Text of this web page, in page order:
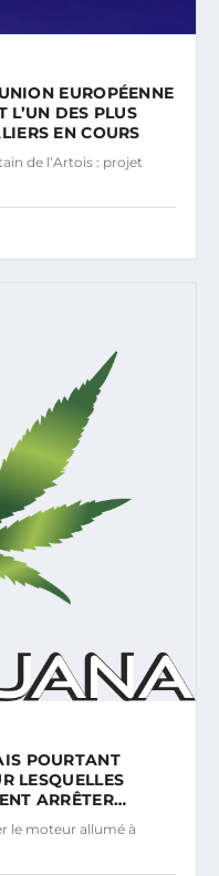
EUROPÉENNE
L’UN DES PLUS
EN COURS
de l’Artois : projet
POURTANT
LESQUELLES
ARRÊTER…
le moteur allumé à